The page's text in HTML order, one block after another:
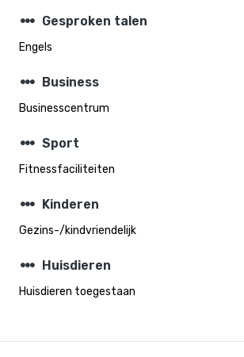
steppers Gesproken talen
Engels
steppers Business
Businesscentrum
steppers Sport
Fitnessfaciliteiten
steppers Kinderen
Gezins-/kindvriendelijk
steppers Huisdieren
Huisdieren toegestaan